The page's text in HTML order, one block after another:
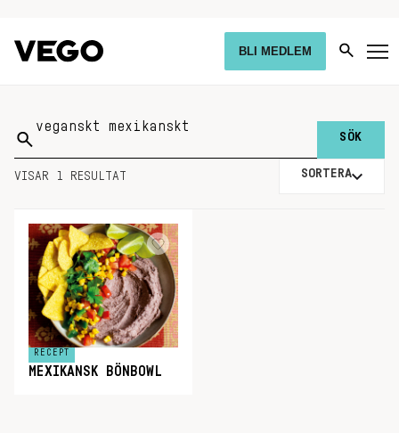
BLI MEDLEM
Sök
på:
VISAR 1 RESULTAT SORTERA
RECEPT
MEXIKANSK BÖNBOWL